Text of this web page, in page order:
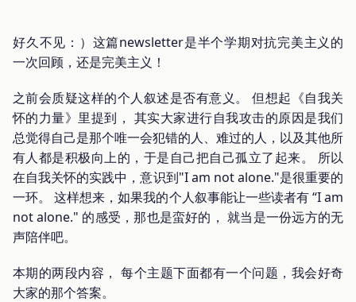
好久不见：）这篇newsletter是半个学期对抗完美主义的
一次回顾，还是完美主义！
之前会质疑这样的个人叙述是否有意义。 但想起《自我关
怀的力量》里提到， 其实大家进行自我攻击的原因是我们
总觉得自己是那个唯一会犯错的人、难过的人，以及其他所
有人都是积极向上的，于是自己把自己孤立了起来。 所以
在自我关怀的实践中，意识到"I am not alone."是很重要的
一环。 这样想来，如果我的个人叙事能让一些读者有 “I am
not alone." 的感受，那也是蛮好的， 就当是一份远方的无
声陪伴吧。
本期的两段内容， 每个主题下面都有一个问题，我会好奇
大家的那个答案。